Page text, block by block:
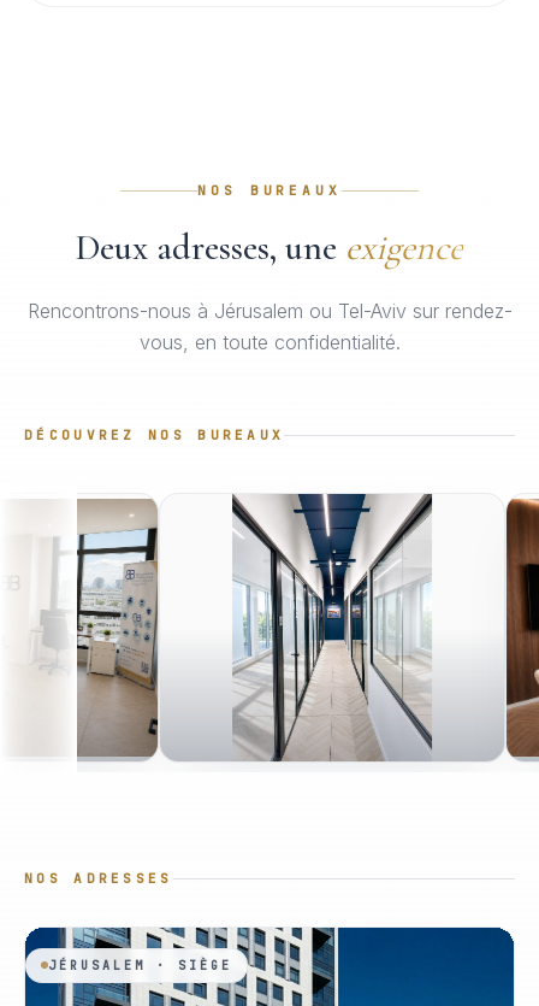
NOS BUREAUX
Deux adresses, une exigence
Rencontrons-nous à Jérusalem ou Tel-Aviv sur rendez-
vous, en toute confidentialité.
DÉCOUVREZ NOS BUREAUX
NOS ADRESSES
JÉRUSALEM · SIÈGE